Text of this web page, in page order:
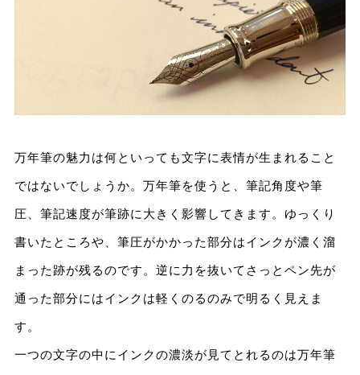
万年筆の魅力は何といっても文字に表情が生まれること
ではないでしょうか。万年筆を使うと、筆記角度や筆
圧、筆記速度が筆跡に大きく影響してきます。ゆっくり
書いたところや、筆圧がかかった部分はインクが濃く溜
まった跡が残るのです。逆に力を抜いてさっとペン先が
通った部分にはインクは軽くのるのみで明るく見えま
す。
一つの文字の中にインクの濃淡が見てとれるのは万年筆